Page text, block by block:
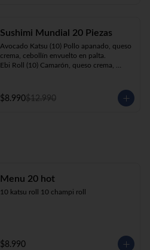
Kani Maki (10) Kanikama, palta, envuelto
en nori.
+ Bebida 1.5lt.
Sushimi Mundial 20 Piezas
Avocado Katsu (10) Pollo apanado, queso
crema, cebollín envuelto en palta.
Ebi Roll (10) Camarón, queso crema,
$8.990$12.990
Menu 20 hot
10 katsu roll 10 champi roll
$8.990